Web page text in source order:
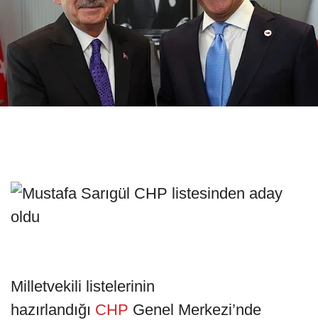
Milletvekili listelerinin
hazırlandığı CHP Genel Merkezi’nde